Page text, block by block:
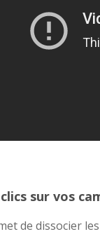
sur vos
de dissocier